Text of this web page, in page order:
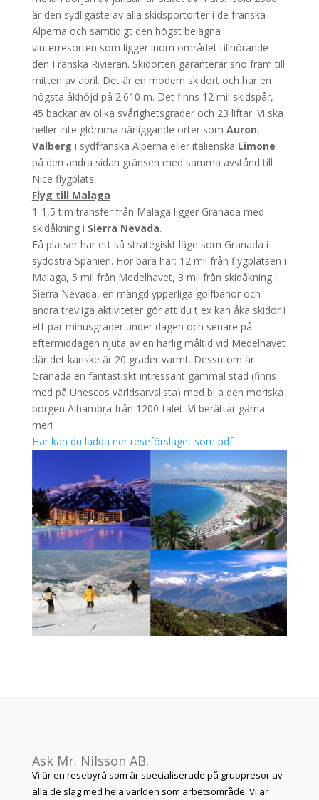
är den sydligaste av alla skidsportorter i de franska
Alperna och samtidigt den högst belägna
vinterresorten som ligger inom området tillhörande
den Franska Rivieran. Skidorten garanterar snö fram till
mitten av april. Det är en modern skidort och har en
högsta åkhöjd på 2.610 m. Det finns 12 mil skidspår,
45 backar av olika svårighetsgrader och 23 liftar. Vi ska
heller inte glömma närliggande orter som Auron,
Valberg i sydfranska Alperna eller italienska Limone
på den andra sidan gränsen med samma avstånd till
Nice flygplats.
Flyg till Malaga
1-1,5 tim transfer från Malaga ligger Granada med
skidåkning i Sierra Nevada.
Få platser har ett så strategiskt läge som Granada i
sydöstra Spanien. Hör bara här: 12 mil från flygplatsen i
Malaga, 5 mil från Medelhavet, 3 mil från skidåkning i
Sierra Nevada, en mängd ypperliga golfbanor och
andra trevliga aktiviteter gör att du t ex kan åka skidor i
ett par minusgrader under dagen och senare på
eftermiddagen njuta av en härlig måltid vid Medelhavet
där det kanske är 20 grader varmt. Dessutom är
Granada en fantastiskt intressant gammal stad (finns
med på Unescos världsarvslista) med bl a den moriska
borgen Alhambra från 1200-talet. Vi berättar gärna
mer!
Här kan du ladda ner reseförslaget som pdf.
Ask Mr. Nilsson AB.
Vi är en resebyrå som är specialiserade på gruppresor av
alla de slag med hela världen som arbetsområde. Vi är